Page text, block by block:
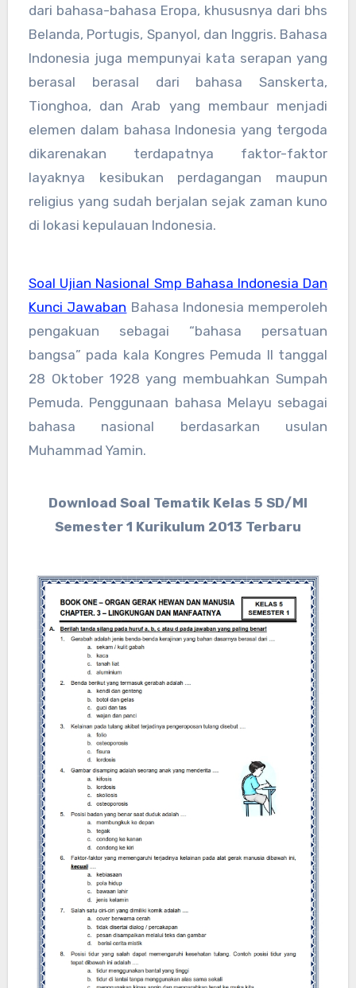
dari bahasa-bahasa Eropa, khususnya dari bhs
Belanda, Portugis, Spanyol, dan Inggris. Bahasa
Indonesia juga mempunyai kata serapan yang
berasal berasal dari bahasa Sanskerta,
Tionghoa, dan Arab yang membaur menjadi
elemen dalam bahasa Indonesia yang tergoda
dikarenakan terdapatnya faktor-faktor
layaknya kesibukan perdagangan maupun
religius yang sudah berjalan sejak zaman kuno
di lokasi kepulauan Indonesia.
Soal Ujian Nasional Smp Bahasa Indonesia Dan
Kunci Jawaban Bahasa Indonesia memperoleh
pengakuan sebagai “bahasa persatuan
bangsa” pada kala Kongres Pemuda II tanggal
28 Oktober 1928 yang membuahkan Sumpah
Pemuda. Penggunaan bahasa Melayu sebagai
bahasa nasional berdasarkan usulan
Muhammad Yamin.
Download Soal Tematik Kelas 5 SD/MI
Semester 1 Kurikulum 2013 Terbaru